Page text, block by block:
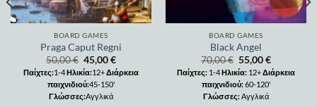
BOARD GAMES
Praga Caput Regni
50,00€ 45,00€
Παίχτες:1-4Ηλικία:12+ Διάρκεια
παιχνιδιού:45-150'
Γλώσσες:Αγγλικά
BOARD GAMES
Black Angel
70,00€ 55,00€
Παίχτες: 1-4Ηλικία: 12+ Διάρκεια
παιχνιδιού:60-120'
Γλώσσες: Αγγλικά